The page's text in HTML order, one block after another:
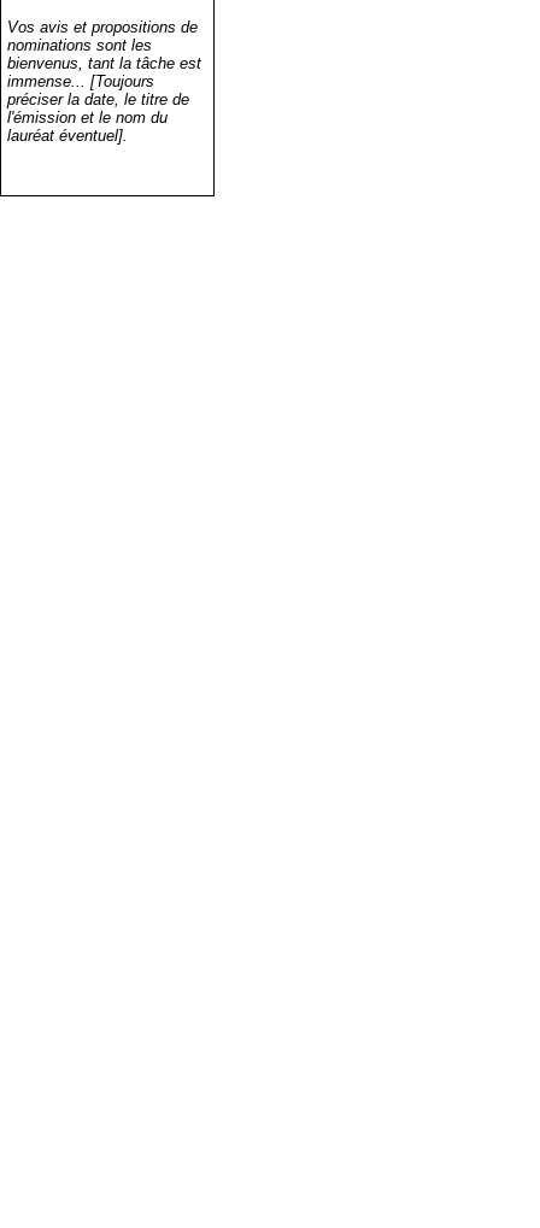
Vos avis et propositions de
nominations sont les
bienvenus, tant la tâche est
immense... [Toujours
préciser la date, le titre de
l'émission et le nom du
lauréat éventuel].